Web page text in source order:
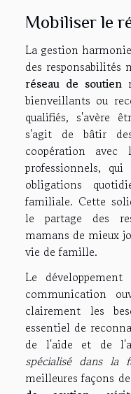
Mobiliser le
La gestion
des responsabilités
réseau de soutien
bienveillants ou
qualifiés, s'avère
s'agit de bâtir
coopération
professionnels,
obligations
familiale. Cette
le partage des
mamans de mieux
vie de famille.
Le
communication
clairement les
essentiel de
de l'aide et de
spécialisé dans la
meilleures façons